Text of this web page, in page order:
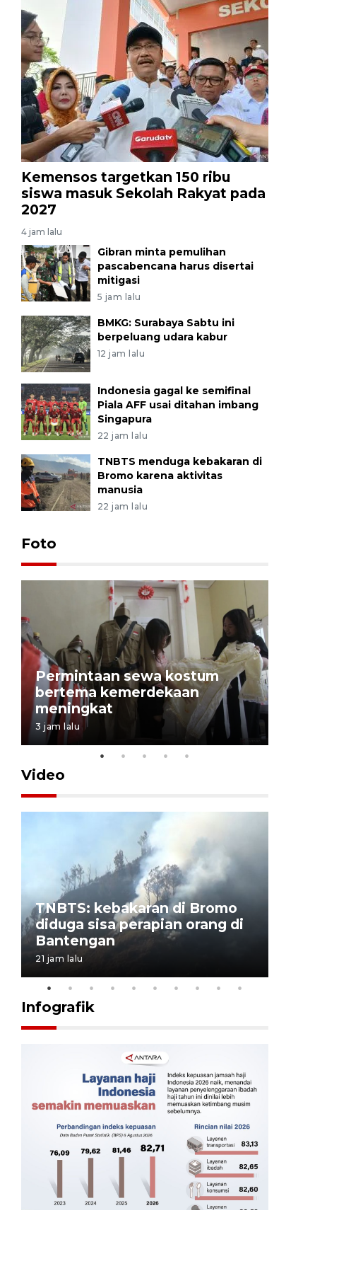
Kemensos targetkan 150 ribu
siswa masuk Sekolah Rakyat pada
2027
4 jam lalu
Gibran minta pemulihan
pascabencana harus disertai
mitigasi
5 jam lalu
BMKG: Surabaya Sabtu ini
berpeluang udara kabur
12 jam lalu
Indonesia gagal ke semifinal
Piala AFF usai ditahan imbang
Singapura
22 jam lalu
TNBTS menduga kebakaran di
Bromo karena aktivitas
manusia
22 jam lalu
Foto
Permintaan sewa kostum
bertema kemerdekaan
meningkat
3 jam lalu
Video
TNBTS: kebakaran di Bromo
diduga sisa perapian orang di
Bantengan
21 jam lalu
Infografik